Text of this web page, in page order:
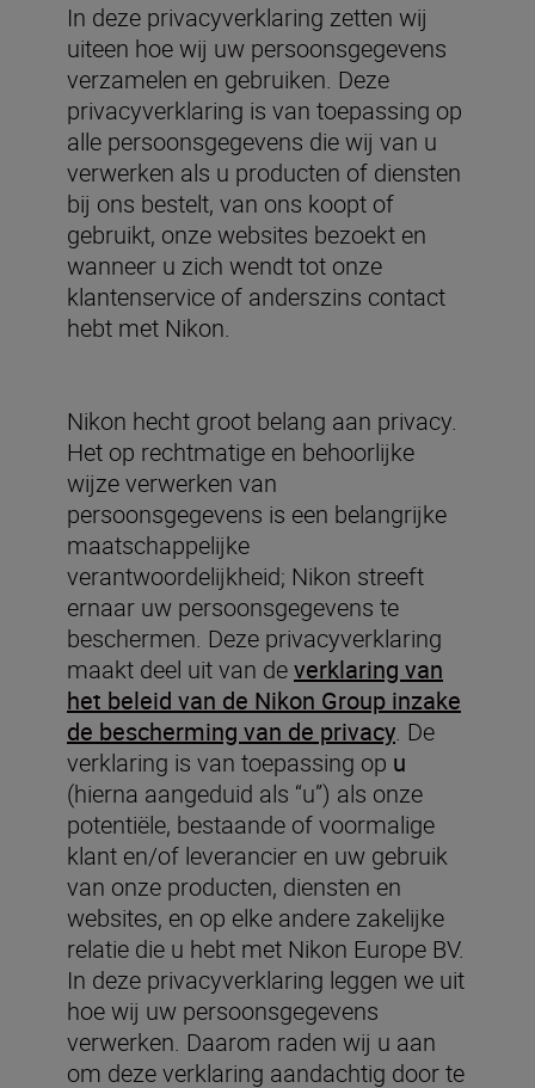
In deze privacyverklaring zetten wij
uiteen hoe wij uw persoonsgegevens
verzamelen en gebruiken. Deze
privacyverklaring is van toepassing op
alle persoonsgegevens die wij van u
verwerken als u producten of diensten
bij ons bestelt, van ons koopt of
gebruikt, onze websites bezoekt en
wanneer u zich wendt tot onze
klantenservice of anderszins contact
hebt met Nikon.
Nikon hecht groot belang aan privacy.
Het op rechtmatige en behoorlijke
wijze verwerken van
persoonsgegevens is een belangrijke
maatschappelijke
verantwoordelijkheid; Nikon streeft
ernaar uw persoonsgegevens te
beschermen. Deze privacyverklaring
maakt deel uit van deverklaring van
het beleid van de Nikon Group inzake
de bescherming van de privacy. De
verklaring is van toepassing op u
(hierna aangeduid als “u”) als onze
potentiële, bestaande of voormalige
klant en/of leverancier en uw gebruik
van onze producten, diensten en
websites, en op elke andere zakelijke
relatie die u hebt met Nikon Europe BV.
In deze privacyverklaring leggen we uit
hoe wij uw persoonsgegevens
verwerken. Daarom raden wij u aan
om deze verklaring aandachtig door te